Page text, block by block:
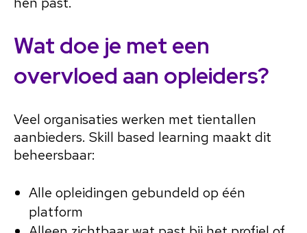
Wat doe je met een
overvloed aan opleiders?
Veel organisaties werken met tientallen
aanbieders. Skill based learning maakt dit
beheersbaar:
Alle opleidingen gebundeld op één
platform